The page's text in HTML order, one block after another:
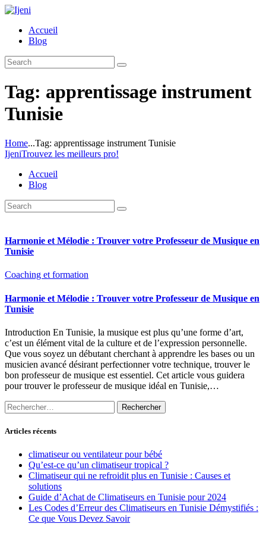
Accueil
Blog
Tag: apprentissage instrument
Tunisie
Home...Tag: apprentissage instrument Tunisie
IjeniTrouvez les meilleurs pro!
Accueil
Blog
Harmonie et Mélodie : Trouver votre Professeur de Musique en
Tunisie
Coaching et formation
Harmonie et Mélodie : Trouver votre Professeur de Musique en
Tunisie
Introduction En Tunisie, la musique est plus qu’une forme d’art,
c’est un élément vital de la culture et de l’expression personnelle.
Que vous soyez un débutant cherchant à apprendre les bases ou un
musicien avancé désirant perfectionner votre technique, trouver le
bon professeur de musique est essentiel. Cet article vous guidera
pour trouver le professeur de musique idéal en Tunisie,…
Rechercher :
Articles récents
climatiseur ou ventilateur pour bébé
Qu’est-ce qu’un climatiseur tropical ?
Climatiseur qui ne refroidit plus en Tunisie : Causes et
solutions
Guide d’Achat de Climatiseurs en Tunisie pour 2024
Les Codes d’Erreur des Climatiseurs en Tunisie Démystifiés :
Ce que Vous Devez Savoir